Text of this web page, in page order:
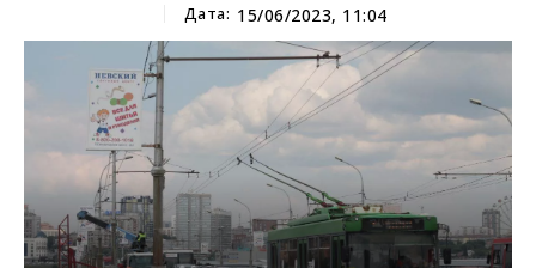
Дата: 15/06/2023, 11:04